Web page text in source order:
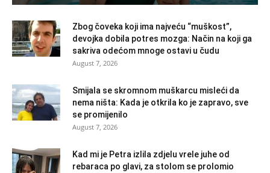
Zbog čoveka koji ima najveću “muškost”,
devojka dobila potres mozga: Način na koji ga
sakriva odećom mnoge ostavi u čudu
August 7, 2026
Smijala se skromnom muškarcu misleći da
nema ništa: Kada je otkrila ko je zapravo, sve
se promijenilo
August 7, 2026
Kad mi je Petra izlila zdjelu vrele juhe od
rebaraca po glavi, za stolom se prolomio